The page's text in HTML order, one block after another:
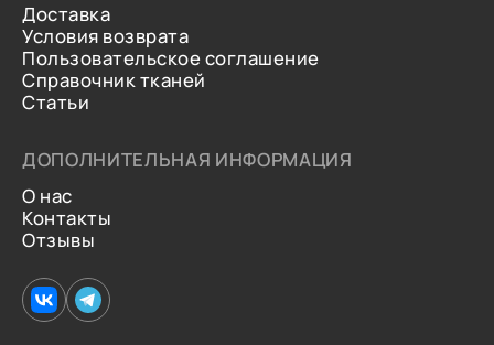
Доставка
Условия возврата
Пользовательское соглашение
Справочник тканей
Статьи
ДОПОЛНИТЕЛЬНАЯ ИНФОРМАЦИЯ
О нас
Контакты
Отзывы